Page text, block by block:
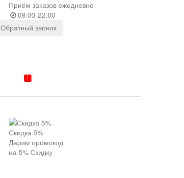
Приём заказов ежедневно
09:00-22:00
Обратный звонок
!
Скидка 5%
Дарим промокод
на 5% Скидку